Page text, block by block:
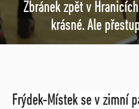
Zbránek zpět v
krásné. Ale
Frýdek-Místek se v zimní